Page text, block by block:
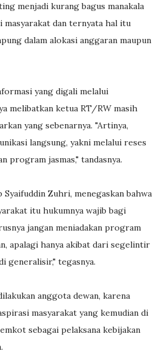
menjadi kurang bagus manakala
masyarakat dan ternyata hal itu
dalam alokasi anggaran maupun
yang digali melalui
melibatkan ketua RT/RW masih
yang sebenarnya. "Artinya,
langsung, yakni melalui reses
program jasmas," tandasnya.
Syaifuddin Zuhri, menegaskan bahwa
itu hukumnya wajib bagi
jangan meniadakan program
apalagi hanya akibat dari segelintir
generalisir," tegasnya.
anggota dewan, karena
masyarakat yang kemudian di
sebagai pelaksana kebijakan